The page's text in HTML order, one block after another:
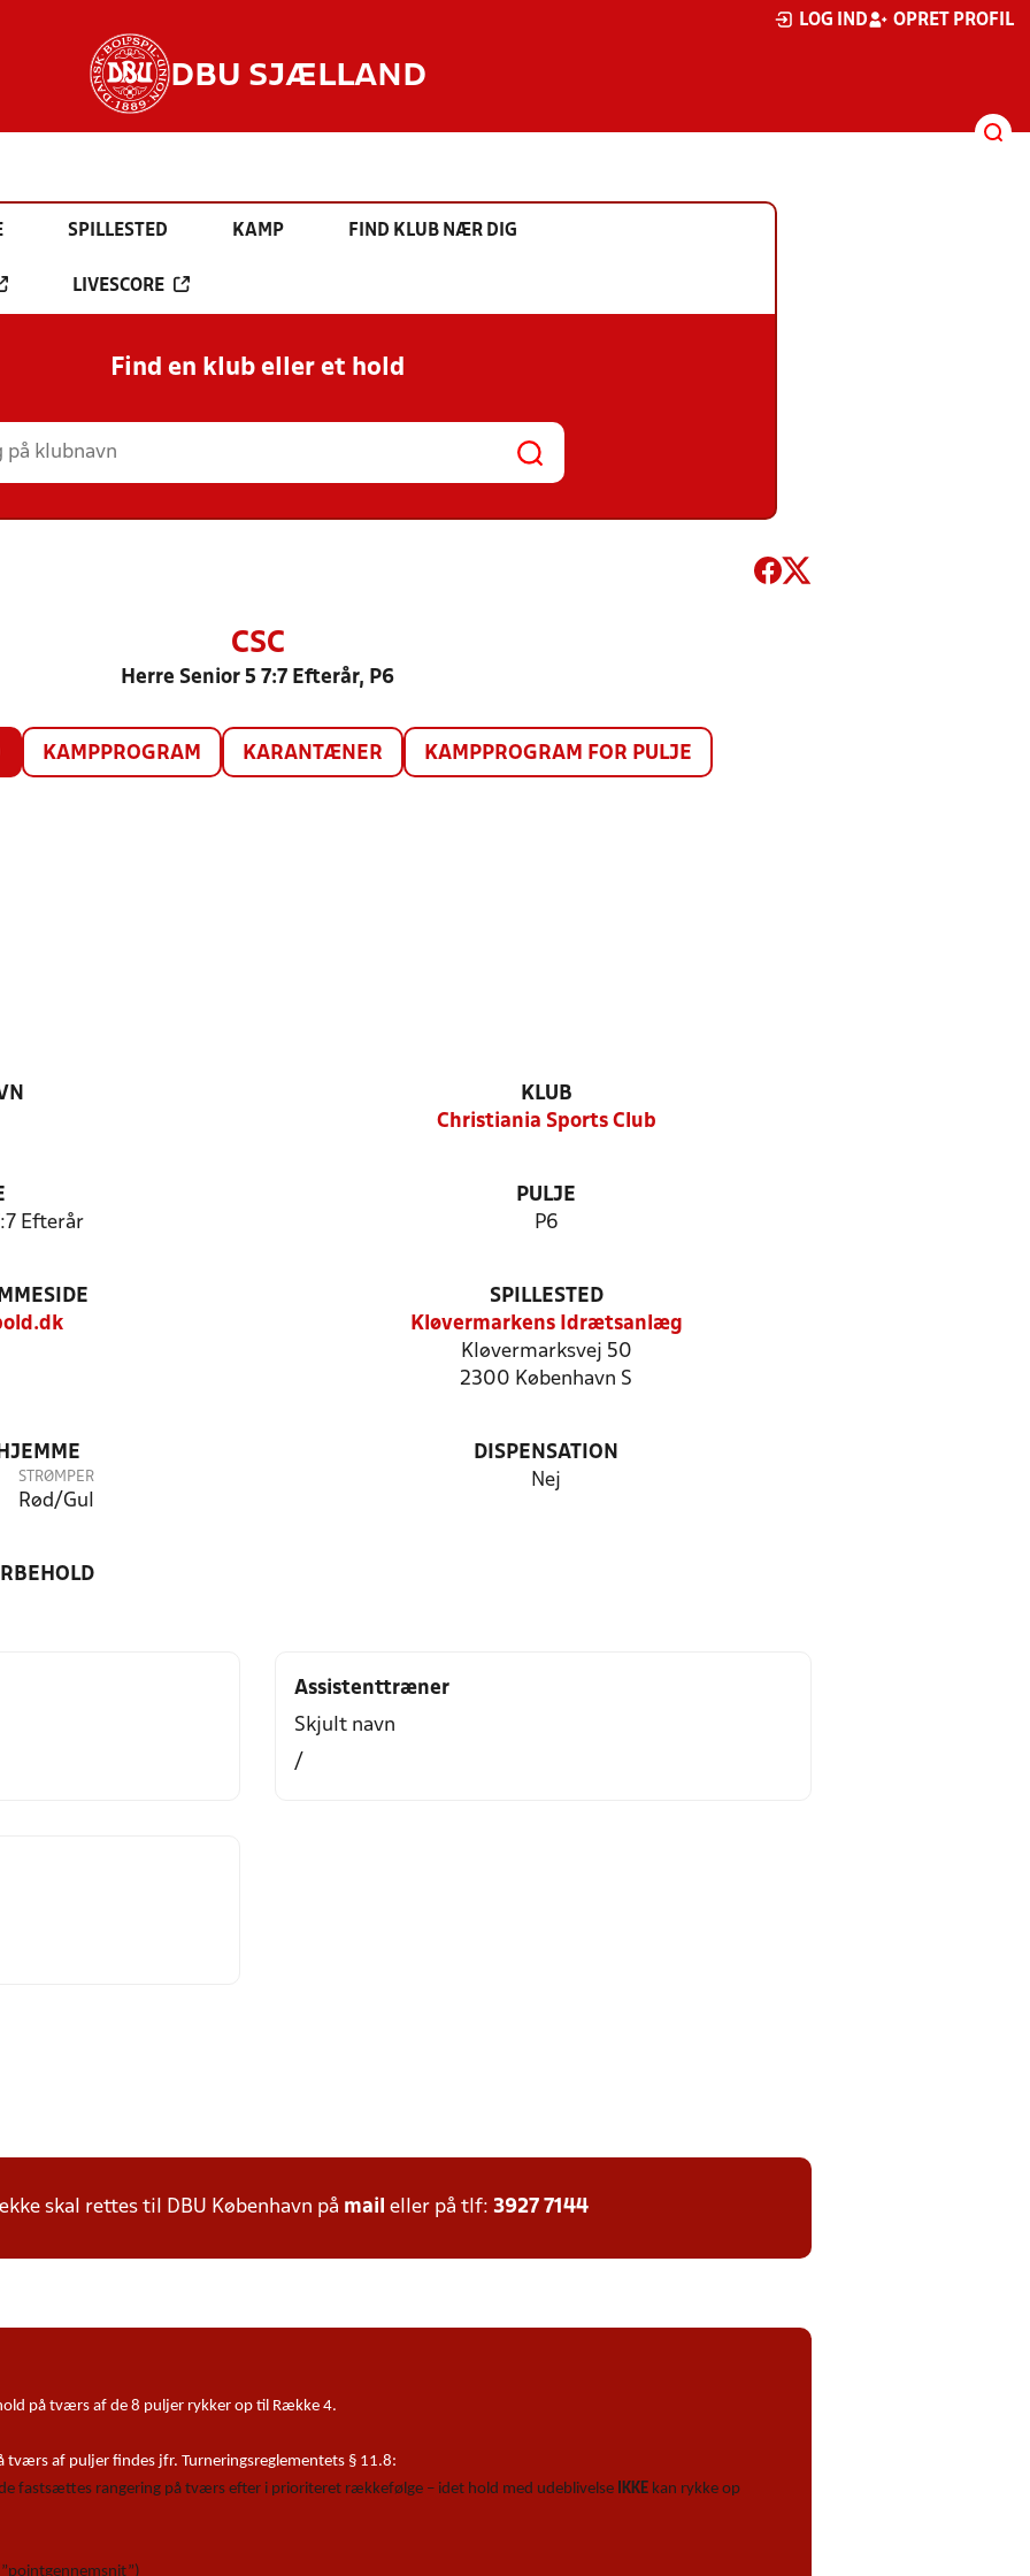
LOG IND OPRET PROFIL
DBU SJÆLLAND
SPILLESTED KAMP FIND KLUB NÆR DIG
LIVESCORE
Find en klub eller et hold
CSC
Herre Senior 5 7:7 Efterår, P6
KAMPPROGRAM KARANTÆNER KAMPPROGRAM FOR PULJE
KLUB
Christiania Sports Club
Efterår
PULJE
P6
SPILLESTED
Kløvermarkens Idrætsanlæg
Kløvermarksvej 50
2300 København S
STRØMPER
Rød/Gul
DISPENSATION
Nej
Assistenttræner
Skjult navn
/
skal rettes til DBU København på mail eller på tlf: 3927 7144
på tværs af de 8 puljer rykker op til Række 4.
tværs af puljer findes jfr. Turneringsreglementets § 11.8:
fastsættes rangering på tværs efter i prioriteret rækkefølge – idet hold med udeblivelse IKKE kan rykke op